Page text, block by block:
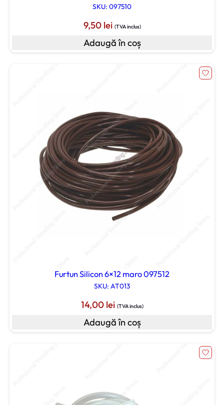
SKU: 097510
9,50 lei (TVA inclus)
Adaugă în coș
Furtun Silicon 6×12 maro 097512
SKU: AT013
14,00 lei (TVA inclus)
Adaugă în coș